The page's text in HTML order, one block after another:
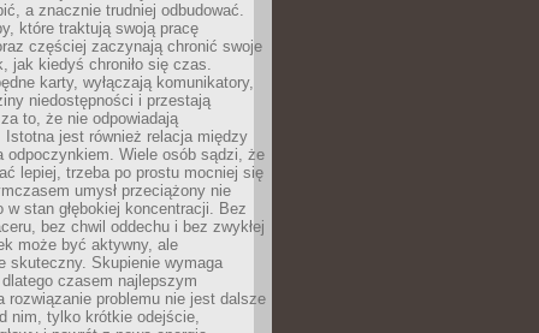
a znacznie trudniej odbudować.
które traktują swoją pracę
częściej zaczynają chronić swoje
jak kiedyś chroniło się czas.
karty, wyłączają komunikatory,
niedostępności i przestają
to, że nie odpowiadają
Istotna jest również relacja między
odpoczynkiem. Wiele osób sądzi, że
lepiej, trzeba po prostu mocniej się
umysł przeciążony nie
w stan głębokiej koncentracji. Bez
bez chwil oddechu i bez zwykłej
może być aktywny, ale
skuteczny. Skupienie wymaga
czasem najlepszym
rozwiązanie problemu nie jest dalsze
nim, tylko krótkie odejście,